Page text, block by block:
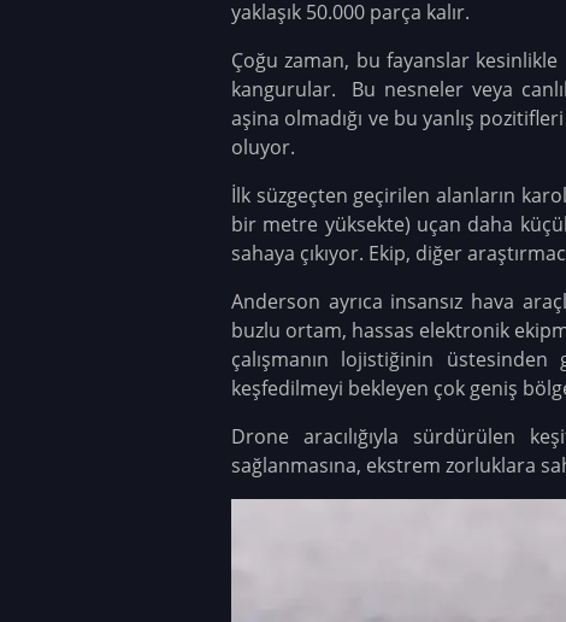
yaklaşık 50.000 parça kalır.
Çoğu zaman, bu fayanslar
kangurular. Bu nesneler veya
aşina olmadığı ve bu yanlış
oluyor.
İlk süzgeçten geçirilen alanların
bir metre yüksekte) uçan daha
sahaya çıkıyor. Ekip, diğer
Anderson ayrıca insansız hava
buzlu ortam, hassas elektronik
çalışmanın lojistiğinin
keşfedilmeyi bekleyen çok geniş
Drone aracılığıyla sürdürülen
sağlanmasına, ekstrem zorluklara